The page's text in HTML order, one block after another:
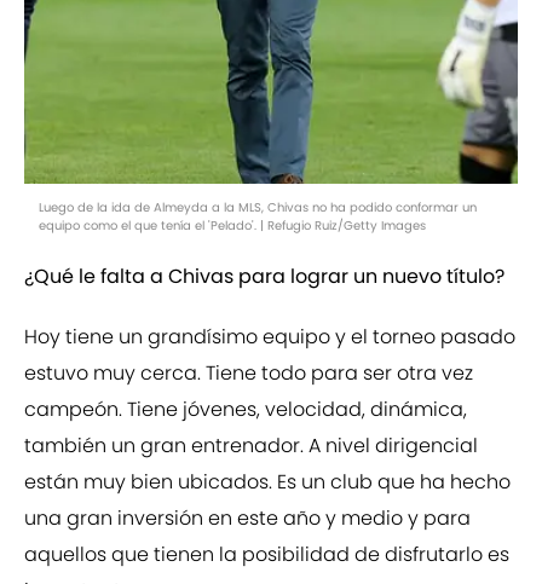
Luego de la ida de Almeyda a la MLS, Chivas no ha podido conformar un
equipo como el que tenía el 'Pelado'. | Refugio Ruiz/Getty Images
¿Qué le falta a Chivas para lograr un nuevo título?
Hoy tiene un grandísimo equipo y el torneo pasado
estuvo muy cerca. Tiene todo para ser otra vez
campeón. Tiene jóvenes, velocidad, dinámica,
también un gran entrenador. A nivel dirigencial
están muy bien ubicados. Es un club que ha hecho
una gran inversión en este año y medio y para
aquellos que tienen la posibilidad de disfrutarlo es